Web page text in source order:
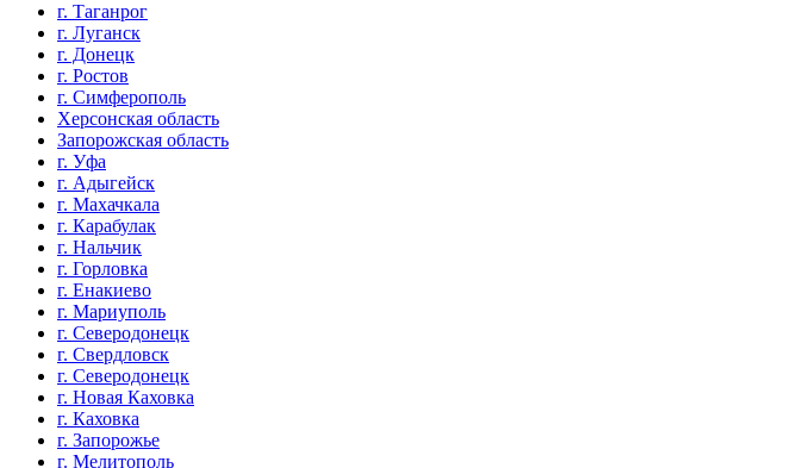
г. Таганрог
г. Луганск
г. Донецк
г. Ростов
г. Симферополь
Херсонская область
Запорожская область
г. Уфа
г. Адыгейск
г. Махачкала
г. Карабулак
г. Нальчик
г. Горловка
г. Енакиево
г. Мариуполь
г. Северодонецк
г. Свердловск
г. Северодонецк
г. Новая Каховка
г. Каховка
г. Запорожье
г. Мелитополь